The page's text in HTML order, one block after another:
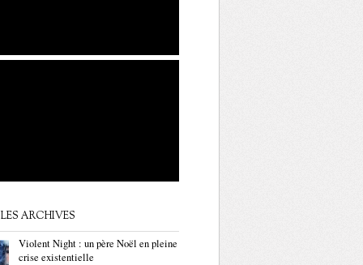
ARCHIVES
Violent Night : un père Noël en pleine
crise existentielle